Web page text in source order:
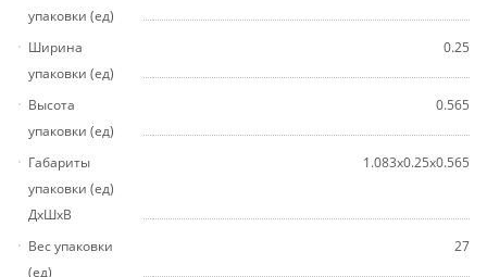
упаковки (ед)
Ширина
упаковки (ед)
0.25
Высота
упаковки (ед)
0.565
Габариты
упаковки (ед)
ДхШхВ
1.083x0.25x0.565
Вес упаковки
(ед)
27